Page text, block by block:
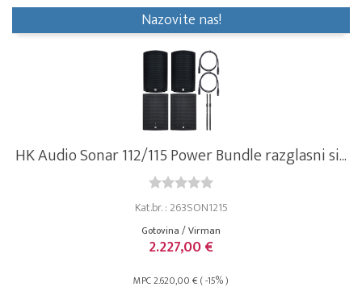
Nazovite nas!
HK Audio Sonar 112/115 Power Bundle razglasni si...
Kat.br. : 263SON1215
Gotovina / Virman
2.227,00 €
MPC 2.620,00 € ( -15% )